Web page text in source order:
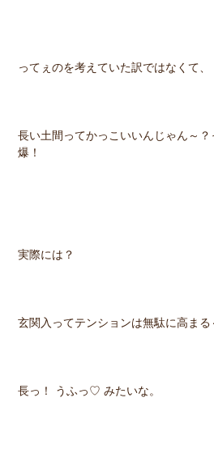
ってぇのを考えていた訳ではなくて、
長い土間ってかっこいいんじゃん～？
爆！
実際には？
玄関入ってテンションは無駄に高まる
長っ！ うふっ♡ みたいな。